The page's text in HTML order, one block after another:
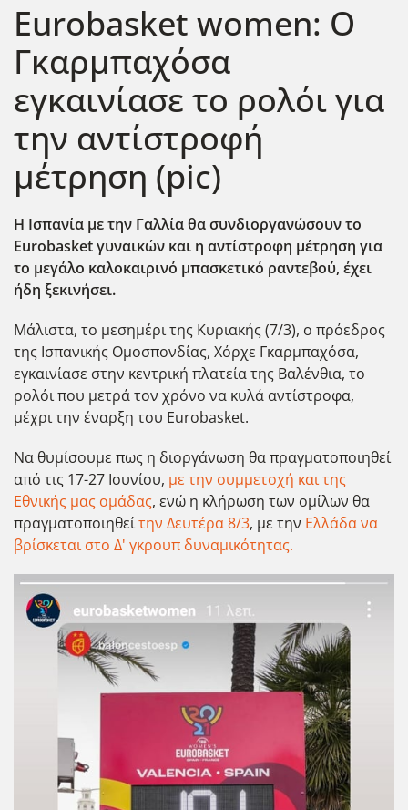
Eurobasket women: Ο
Γκαρμπαχόσα
εγκαινίασε το ρολόι για
την αντίστροφή
μέτρηση (pic)
Η Ισπανία με την Γαλλία θα συνδιοργανώσουν το
Eurobasketγυναικών και η αντίστροφη μέτρηση για
το μεγάλο καλοκαιρινό μπασκετικό ραντεβού, έχει
ήδη ξεκινήσει.
Μάλιστα, το μεσημέρι της Κυριακής (7/3), ο πρόεδρος
της Ισπανικής Ομοσπονδίας, Χόρχε Γκαρμπαχόσα,
εγκαινίασε στην κεντρική πλατεία της Βαλένθια, το
ρολόι που μετρά τον χρόνο να κυλά αντίστροφα,
μέχρι την έναρξη του Eurobasket.
Να θυμίσουμε πως η διοργάνωση θα πραγματοποιηθεί
από τις 17-27 Ιουνίου, με την συμμετοχή και της
Εθνικής μας ομάδας, ενώ η κλήρωση των ομίλων θα
πραγματοποιηθείτην Δευτέρα 8/3, με την Ελλάδα να
βρίσκεται στο Δ' γκρουπ δυναμικότητας.